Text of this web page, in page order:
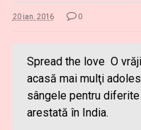
20 ian. 2016 0
Spread the love O
acasă mai mulţi
sângele pentru
arestată în India.